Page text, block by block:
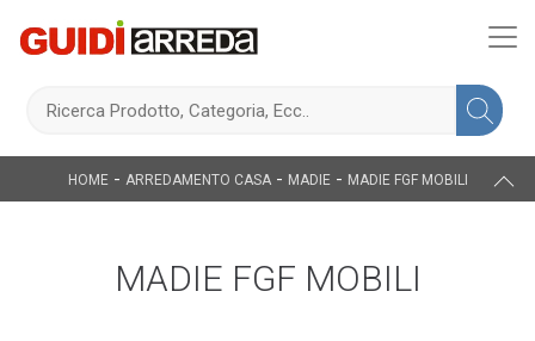
HOME- ARREDAMENTO CASA- MADIE- MADIE FGF MOBILI
MADIE FGF MOBILI